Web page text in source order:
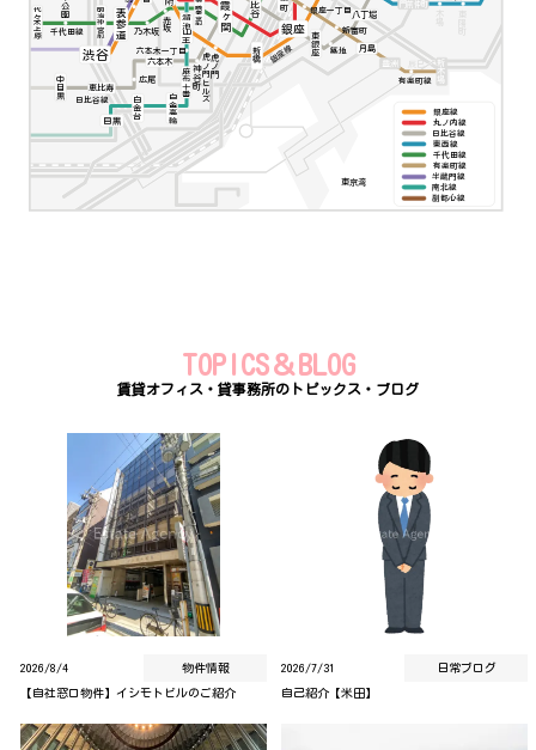
東京湾
千代田線
日比谷線
銀座線
有楽町線
赤坂
乃木坂
東陽町
築地
虎ノ門ヒルズ
神谷町
広尾
虎ノ門
六本木一丁目
辰巳
新富町
銀座一丁目
麻布十番
白金高輪
六本木
白金台
目黒
恵比寿
中目黒
門前仲町
新木場
豊洲
月島
八丁堀
東銀座
銀座
新橋
霞ヶ関
国会議事堂前
溜池山王
表参道
渋谷
明治神宮前
代々木上原
副都心線
南北線
半蔵門線
有楽町線
千代田線
東西線
日比谷線
丸ノ内線
銀座線
TOPICS＆BLOG
賃貸オフィス・貸事務所のトピックス・ブログ
2026/8/4 物件情報
【自社窓口物件】イシモトビルのご紹介
2026/7/31 日常ブログ
自己紹介【米田】